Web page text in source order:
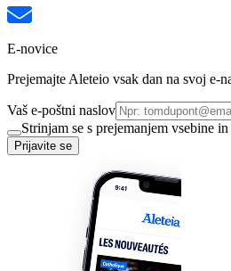
E-novice
Prejemajte Aleteio vsak dan na svoj e-
Vaš e-poštni naslov
Strinjam se s prejemanjem vsebine in
Prijavite se